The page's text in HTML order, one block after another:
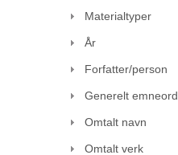
Materialtyper
År
Forfatter/person
Generelt emneord
Omtalt navn
Omtalt verk